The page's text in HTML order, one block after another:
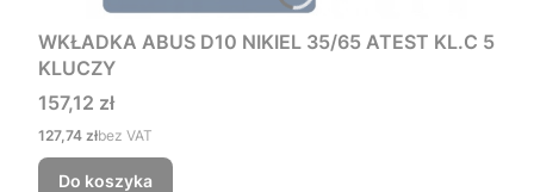
WKŁADKA ABUS D10 NIKIEL 35/65 ATEST KL.C 5
KLUCZY
Cena
157,12 zł
Cena
127,74 złbez VAT
Do koszyka